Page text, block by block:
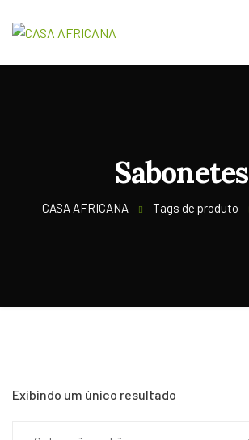
Sabonetes
CASA AFRICANA Tags de produto
Exibindo um único resultado